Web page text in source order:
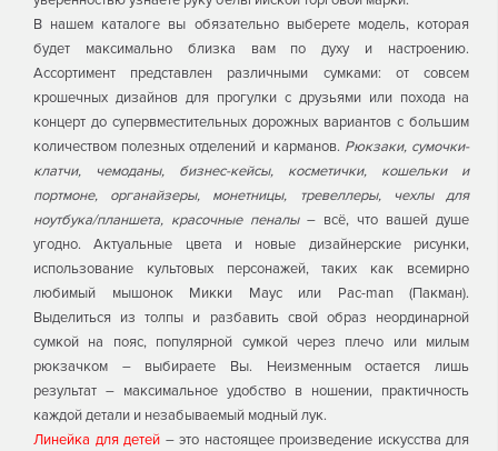
В нашем каталоге вы обязательно выберете модель, которая
будет максимально близка вам по духу и настроению.
Ассортимент представлен различными сумками: от совсем
крошечных дизайнов для прогулки с друзьями или похода на
концерт до супервместительных дорожных вариантов с большим
количеством полезных отделений и карманов. Рюкзаки, сумочки-
клатчи, чемоданы, бизнес-кейсы, косметички, кошельки и
портмоне, органайзеры, монетницы, тревеллеры, чехлы для
ноутбука/планшета, красочные пеналы– всё, что вашей душе
угодно. Актуальные цвета и новые дизайнерские рисунки,
использование культовых персонажей, таких как всемирно
любимый мышонок Микки Маус или Pac-man (Пакман).
Выделиться из толпы и разбавить свой образ неординарной
сумкой на пояс, популярной сумкой через плечо или милым
рюкзачком – выбираете Вы. Неизменным остается лишь
результат – максимальное удобство в ношении, практичность
каждой детали и незабываемый модный лук.
Линейка для детей – это настоящее произведение искусства для